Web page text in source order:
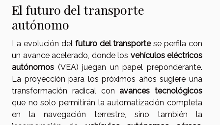
El futuro del transporte
autónomo
La evolución del futuro del transportese perfila con
un avance acelerado, donde los vehículos eléctricos
autónomos (VEA) juegan un papel preponderante.
La proyección para los próximos años sugiere una
transformación radical conavances tecnológicos
que no solo permitirán la automatización completa
en la navegación terrestre, sino también la